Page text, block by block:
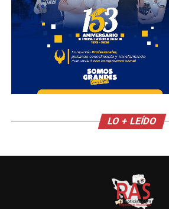
LO + LEÍDO